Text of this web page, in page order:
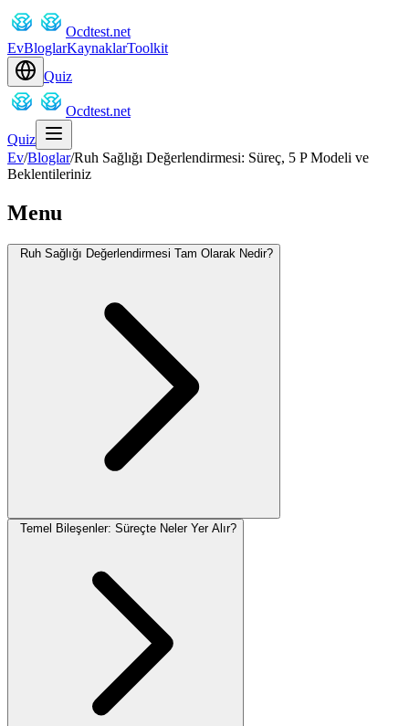
Ocdtest.net
EvBloglarKaynaklarToolkit
Quiz
Ocdtest.net
Quiz
Ev/Bloglar/Ruh Sağlığı Değerlendirmesi: Süreç, 5 P Modeli ve
Beklentileriniz
Menu
Ruh Sağlığı Değerlendirmesi Tam Olarak Nedir?
Temel Bileşenler: Süreçte Neler Yer Alır?